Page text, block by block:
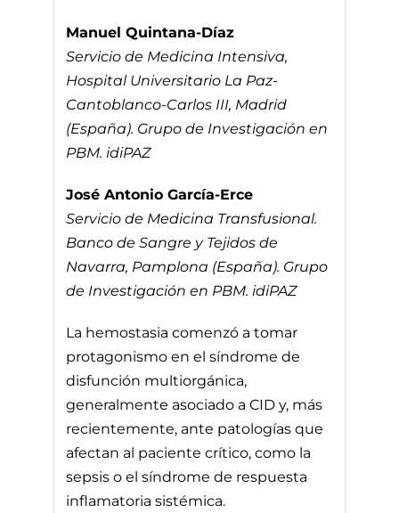
Manuel Quintana-Díaz
Servicio de Medicina Intensiva,
Hospital Universitario La Paz-
Cantoblanco-Carlos III, Madrid
(España). Grupo de Investigación en
PBM. idiPAZ
José Antonio García-Erce
Servicio de Medicina Transfusional.
Banco de Sangre y Tejidos de
Navarra, Pamplona (España). Grupo
de Investigación en PBM. idiPAZ
La hemostasia comenzó a tomar
protagonismo en el síndrome de
disfunción multiorgánica,
generalmente asociado a CID y, más
recientemente, ante patologías que
afectan al paciente crítico, como la
sepsis o el síndrome de respuesta
inflamatoria sistémica.